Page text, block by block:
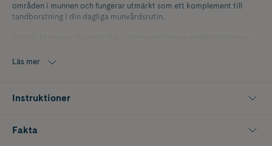
områden i munnen och fungerar utmärkt som ett komplement till
tandborstning i din dagliga munvårdsrutin.
tandköttet. Den flexibla designen och det ergonomiska skaftet gör
Innehåller 60 st
Läs mer
Instruktioner
Fakta